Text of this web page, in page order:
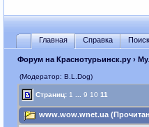
Главная Справка Поиск
Форум на Краснотурьинск.ру›
(Модератор: B.L.Dog)
Страниц: 1 9 10 11
www.wow.wnet.ua